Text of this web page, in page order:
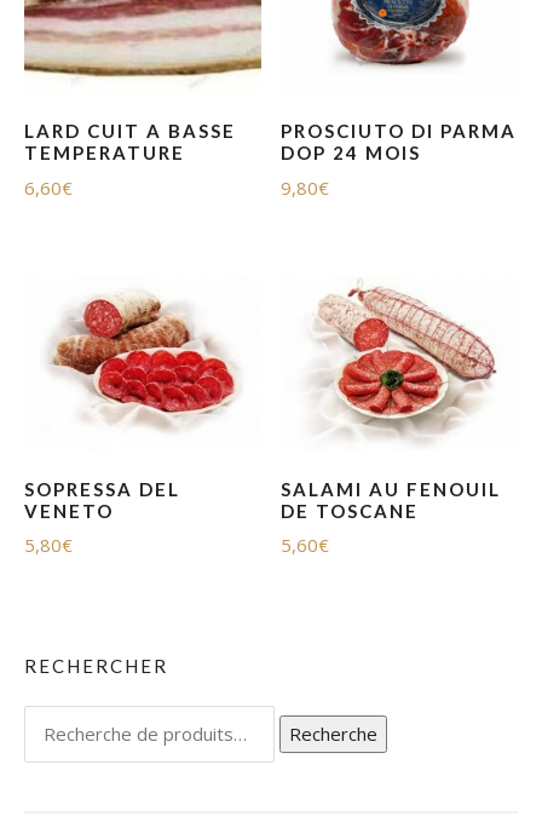
LARD CUIT A BASSE
TEMPERATURE
6,60€
PROSCIUTO DI PARMA
DOP 24 MOIS
9,80€
SOPRESSA DEL
VENETO
5,80€
SALAMI AU FENOUIL
DE TOSCANE
5,60€
RECHERCHER
Recherche